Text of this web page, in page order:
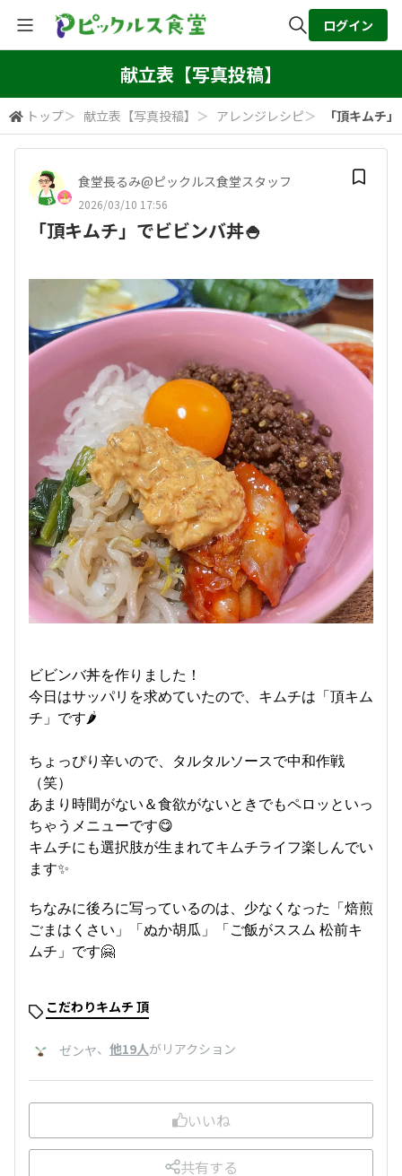
検索
ログイン
献立表【写真投稿】
トップ＞ 献立表【写真投稿】 ＞ アレンジレシピ＞ 「頂キムチ
食堂長るみ@ピックルス食堂スタッフ
2026/03/10 17:56
「頂キムチ」でビビンバ丼🍚
ビビンバ丼を作りました！
今日はサッパリを求めていたので、キムチは「頂キム
チ」です🌶️
ちょっぴり辛いので、タルタルソースで中和作戦
（笑）
あまり時間がない＆食欲がないときでもペロッといっ
ちゃうメニューです😋
キムチにも選択肢が生まれてキムチライフ楽しんでい
ます✨
ちなみに後ろに写っているのは、少なくなった「焙煎
ごまはくさい」「ぬか胡瓜」「ご飯がススム 松前キ
ムチ」です🤗
こだわりキムチ 頂
ゼンヤ、 他19人がリアクション
いいね
共有する